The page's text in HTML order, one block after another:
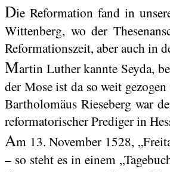
Die Reformation fand in
Wittenberg, wo der
Reformationszeit, aber auch in
Martin Luther kannte Seyda,
der Moseist da so weit
Bartholomäus Rieseberg war
reformatorischer Prediger in
Am 13. November 1528,
– so steht es in einem